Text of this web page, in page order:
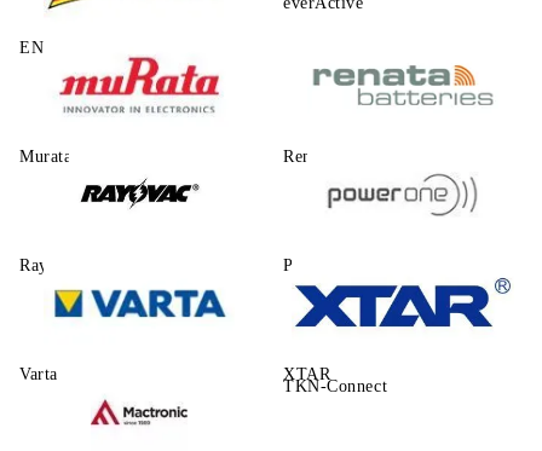
ENERGIZER
Murata Renata
Rayovac Power One
Varta XTAR
TKN-Connect